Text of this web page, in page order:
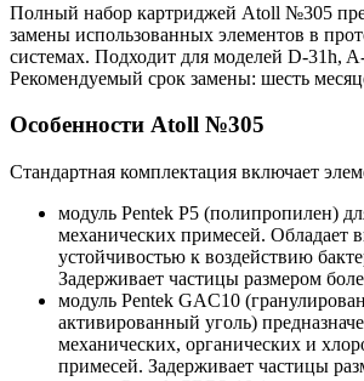
Полный набор картриджей Atoll №305
замены использованных элементов в
системах. Подходит для моделей D-31h,
Рекомендуемый срок замены: шесть
Особенности Atoll №305
Стандартная комплектация включает
модуль Pentek P5 (полипропилен)
механических примесей. Обладает
устойчивостью к воздействию
Задерживает частицы размером
модуль Pentek GAC10
активированный уголь)
механических, органических и
примесей. Задерживает частицы